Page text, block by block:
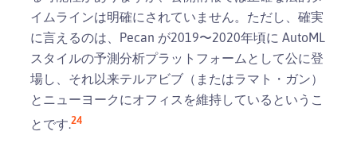
イムラインは明確にされていません。ただし、確実
に言えるのは、Pecan が2019〜2020年頃に AutoML
スタイルの予測分析プラットフォームとして公に登
場し、それ以来テルアビブ（またはラマト・ガン）
とニューヨークにオフィスを維持しているというこ
とです.24